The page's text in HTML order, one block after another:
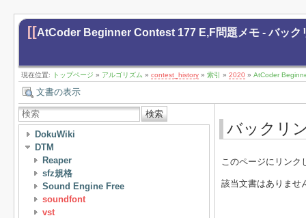
[[AtCoder Beginner Contest 177 E,F問題メモ - バック
現在位置: トップページ » アルゴリズム » contest_history » 索引 » 2020 » AtCoder
文書の表示
検索
DokuWiki
DTM
Reaper
sfz規格
Sound Engine Free
soundfont
vst
バックリ
このページにリンク
該当文書はありませ